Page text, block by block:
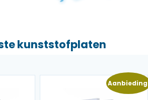
kunststofplaten